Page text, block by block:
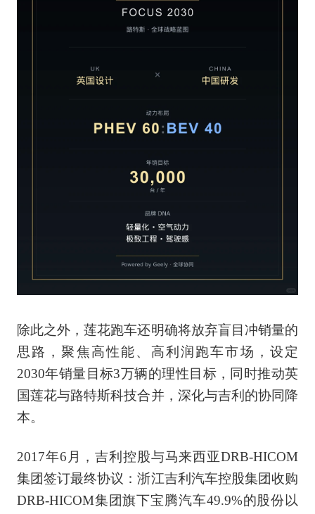
除此之外，莲花跑车还明确将放弃盲目冲销量的
思路，聚焦高性能、高利润跑车市场，设定
2030年销量目标3万辆的理性目标，同时推动英
国莲花与路特斯科技合并，深化与吉利的协同降
本。
2017年6月，吉利控股与马来西亚DRB-HICOM
集团签订最终协议：浙江吉利汽车控股集团收购
DRB-HICOM集团旗下宝腾汽车49.9%的股份以